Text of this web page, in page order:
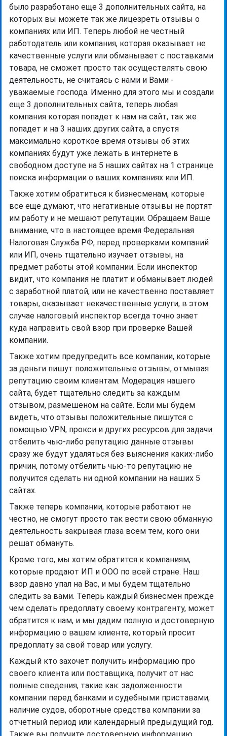
было разработано еще 3 дополнительных сайта, на
которых вы можете так же лицезреть отзывы о
компаниях или ИП. Теперь любой не честный
работодатель или компания, которая оказывает не
качественные услуги или обманывает с поставками
товара, не сможет просто так осуществлять свою
деятельность, не считаясь с нами и Вами -
уважаемые господа. Именно для этого мы и создали
еще 3 дополнительных сайта, теперь любая
компания которая попадет к нам на сайт, так же
попадет и на 3 наших других сайта, а спустя
максимально короткое время отзывы об этих
компаниях будут уже лежать в интернете в
свободном доступе на 5 наших сайтах на 1 странице
поиска информации о ваших компаниях или ИП.
Также хотим обратиться к бизнесменам, которые
все еще думают, что негативные отзывы не портят
им работу и не мешают репутации. Обращаем Ваше
внимание, что в настоящее время Федеральная
Налоговая Служба РФ, перед проверками компаний
или ИП, очень тщательно изучает отзывы, на
предмет работы этой компании. Если инспектор
видит, что компания не платит и обманывает людей
с заработной платой, или не качественно поставляет
товары, оказывает некачественные услуги, в этом
случае налоговый инспектор всегда точно знает
куда направить свой взор при проверке Вашей
компании.
Также хотим предупредить все компании, которые
за деньги пишут положительные отзывы, отмывая
репутацию своим клиентам. Модерация нашего
сайта, будет тщательно следить за каждым
отзывом, размешеном на сайте. Если мы будем
видеть, что отзывы положительные пишутся с
помощью VPN, прокси и других ресурсов для задачи
отбелить чью-либо репутацию данные отзывы
сразу же будут удаляться без выяснения каких-либо
причин, потому отбелить чью-то репутацию не
получится сделать ни одной компании на наших 5
сайтах.
Также теперь компании, которые работают не
честно, не смогут просто так вести свою обманную
деятельность закрывая глаза всем тем, кого они
решат обмануть.
Кроме того, мы хотим обратится к компаниям,
которые продают ИП и ООО по всей стране. Наш
взор давно упал на Вас, и мы будем тщательно
следить за вами. Теперь каждый бизнесмен прежде
чем сделать предоплату своему контрагенту, может
обратится к нам, и мы дадим полную и достоверную
информацию о вашем клиенте, который просит
предоплату за свой товар или услугу.
Каждый кто захочет получить информацию про
своего клиента или поставщика, получит от нас
полные сведения, такие как: задолженности
компании перед банками и судебными приставами,
наличие судов, оборотные средства компании за
отчетный период или календарный предыдущий год.